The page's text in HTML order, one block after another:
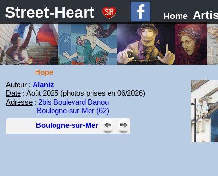
Street-Heart Home
Auteur: Alaniz
Date: Août 2025 (photos prises en 06/2026)
Adresse: 2bis Boulevard Danou
Boulogne-sur-Mer (62)
Boulogne-sur-Mer
Hope